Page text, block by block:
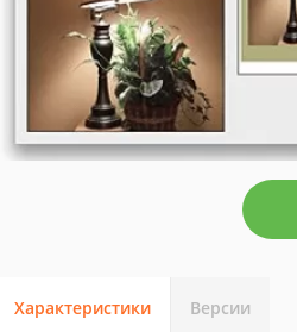
Характеристики Версии